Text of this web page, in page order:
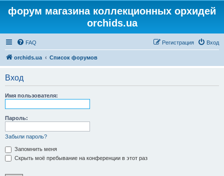
форум магазина коллекционных орхидей
orchids.ua
FAQ Вход
Регистрация
orchids.ua Список форумов
Вход
Имя пользователя:
Пароль:
Забыли пароль?
Запомнить меня
Скрыть моё пребывание на конференции в этот раз